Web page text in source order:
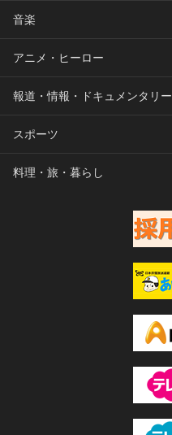
音楽
アニメ・ヒーロー
報道・情報・ドキュメンタリー
スポーツ
料理・旅・暮らし